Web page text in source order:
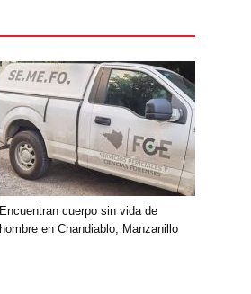
Encuentran cuerpo sin vida de
hombre en Chandiablo, Manzanillo